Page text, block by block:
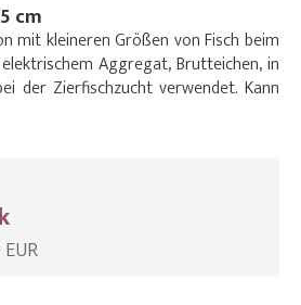
cm
mit kleineren Größen von Fisch beim
Aggregat, Brutteichen, in
der Zierfischzucht verwendet. Kann